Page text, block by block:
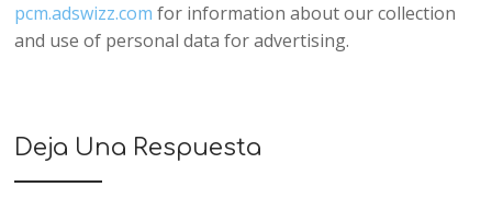
pcm.adswizz.com for information about our collection
and use of personal data for advertising.
Deja Una Respuesta